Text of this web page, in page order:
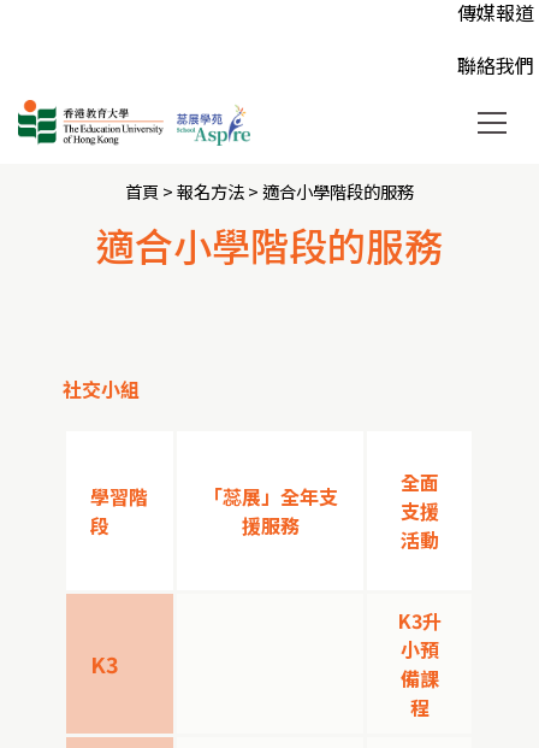
AnMe個
個別跟
高中活
大專或
常見問題
登記「
傳媒報道
聯絡我們
首頁 > 報名方法 >適合小學階段的服務
適合小學階段的服務
社交小組
學習階
段
「蕊展」全年支
援服務
全面
支援
活動
K3
K3升
小預
備課
程